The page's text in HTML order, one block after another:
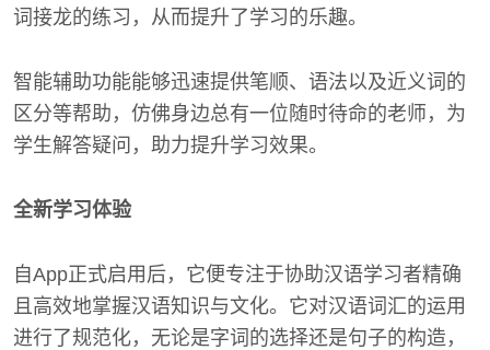
词接龙的练习，从而提升了学习的乐趣。
智能辅助功能能够迅速提供笔顺、语法以及近义词的
区分等帮助，仿佛身边总有一位随时待命的老师，为
学生解答疑问，助力提升学习效果。
全新学习体验
自App正式启用后，它便专注于协助汉语学习者精确
且高效地掌握汉语知识与文化。它对汉语词汇的运用
进行了规范化，无论是字词的选择还是句子的构造，